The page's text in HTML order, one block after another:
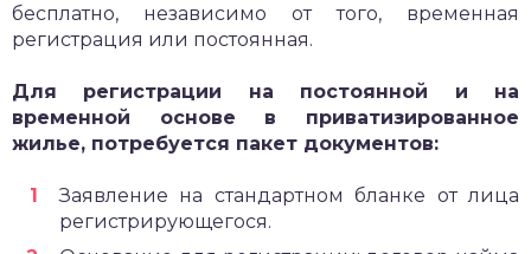
бесплатно, независимо от того, временная
регистрация или постоянная.
Для регистрации на постоянной и на
временной основе в приватизированное
жилье, потребуется пакет документов:
Заявление на стандартном бланке от лица
регистрирующегося.